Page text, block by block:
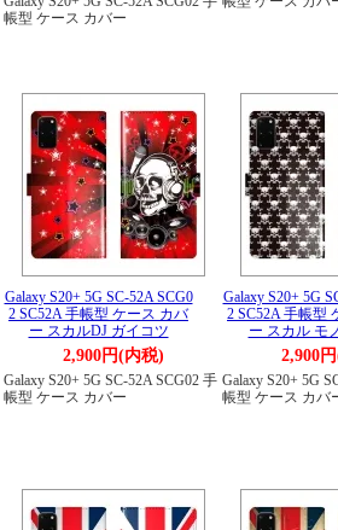
帳型 ケース カバー
Galaxy S20+ 5G SC-52A SCG0
2 SC52A 手帳型 ケース カバ
ー スカルDJ ガイコツ
2,900円(内税)
Galaxy S20+ 5G SC-52A SCG02 手
帳型 ケース カバー
Galaxy S20+ 5G
2 SC52A 手帳型
ー スカル モ
2,900
Galaxy S20+ 5G
帳型 ケース カバ